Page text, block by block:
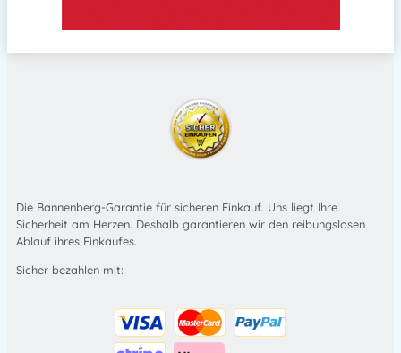
Die Bannenberg-Garantie für sicheren Einkauf. Uns liegt Ihre
Sicherheit am Herzen. Deshalb garantieren wir den reibungslosen
Ablauf ihres Einkaufes.
Sicher bezahlen mit: